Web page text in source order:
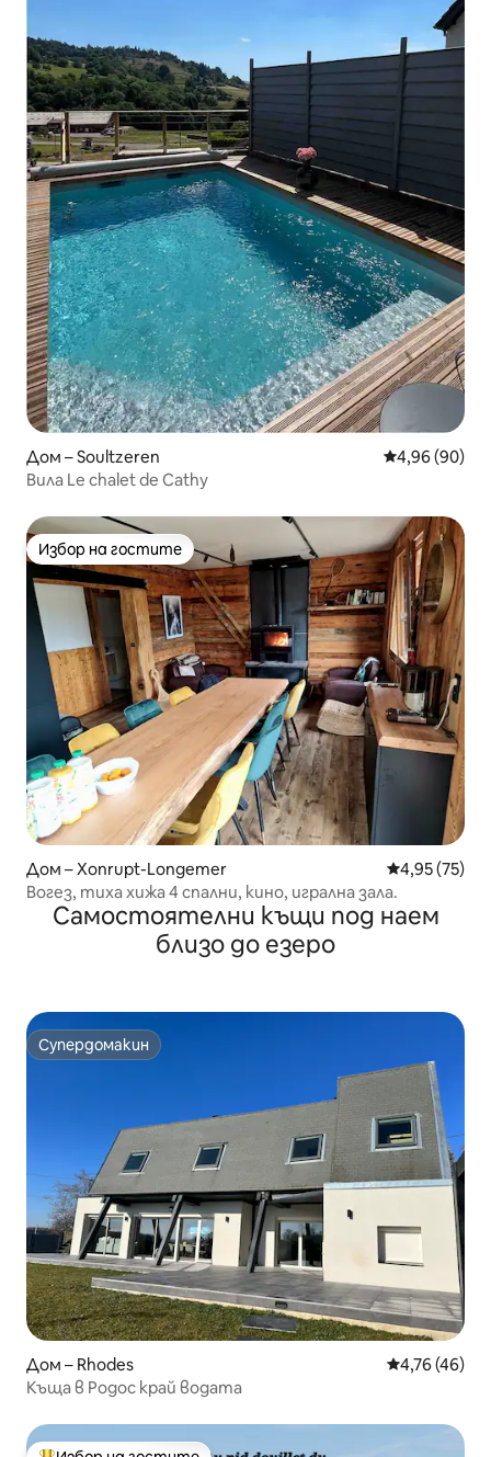
Дом – Soultzeren Средна
4,96 (90)
Вила Le chalet de Cathy
Избор на гостите
Избор на гостите
Дом – Xonrupt-Longemer Средна
4,95 (75)
Вогез, тиха хижа 4 спални, кино, игрална зала.
Самостоятелни къщи под наем
близо до езеро
Супердомакин
Супердомакин
Дом – Rhodes Средна
4,76 (46)
Къща в Родос край водата